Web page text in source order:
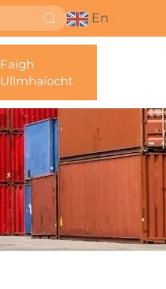
En
Faigh
Ullmhaíocht